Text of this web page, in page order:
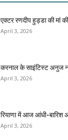
एक्टर रणदीप हुड्डा की मां
April 3, 2026
करनाल के साइंटिस्ट अनुज
April 3, 2026
रियाणा में आज आंधी-बारिश
April 3, 2026